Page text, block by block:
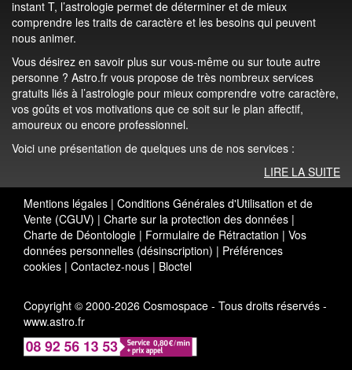
instant T, l’astrologie permet de déterminer et de mieux
comprendre les traits de caractère et les besoins qui peuvent
nous animer.
Vous désirez en savoir plus sur vous-même ou sur toute autre
personne ? Astro.fr vous propose de très nombreux services
gratuits liés à l’astrologie pour mieux comprendre votre caractère,
vos goûts et vos motivations que ce soit sur le plan affectif,
amoureux ou encore professionnel.
Voici une présentation de quelques uns de nos services :
LIRE LA SUITE
Mentions légales | Conditions Générales d'Utilisation et de
Vente (CGUV) | Charte sur la protection des données |
Charte de Déontologie | Formulaire de Rétractation | Vos
données personnelles (désinscription) | Préférences
cookies | Contactez-nous | Bloctel
Copyright © 2000-2026 Cosmospace - Tous droits réservés -
www.astro.fr